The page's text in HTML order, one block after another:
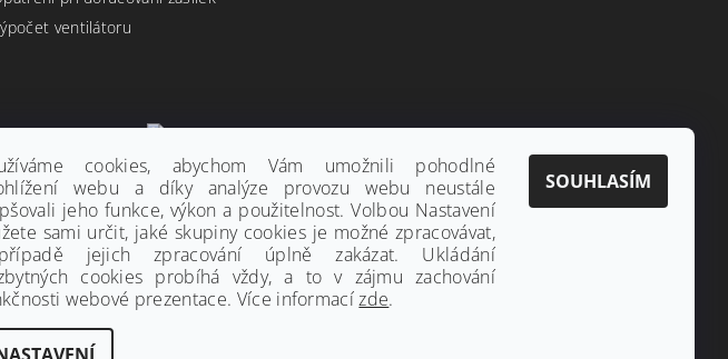
ventilátoru
ventilatory.cz
cookies, abychom Vám umožnili pohodlné
webu a díky analýze provozu webu neustále
jeho funkce, výkon a použitelnost. Volbou Nastavení
sami určit, jaké skupiny cookies je možné zpracovávat,
jejich zpracování úplně zakázat. Ukládání
cookies probíhá vždy, a to v zájmu zachování
webové prezentace. Více informacízde.
SOUHLASÍM